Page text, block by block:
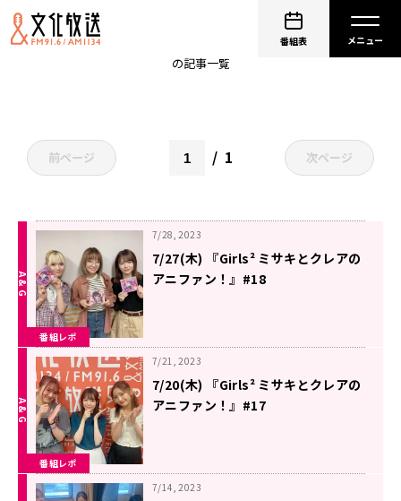
番組表
の記事一覧
前ページ 1 次ページ
番組レポ
7/28, 2023
7/27(木) 『Girls² ミサキとクレアの
アニファン！』#18
番組レポ
7/21, 2023
7/20(木) 『Girls² ミサキとクレアの
アニファン！』#17
7/14, 2023